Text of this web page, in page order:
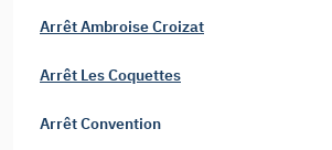
Arrêt Ambroise Croizat
Arrêt Les Coquettes
Arrêt Convention